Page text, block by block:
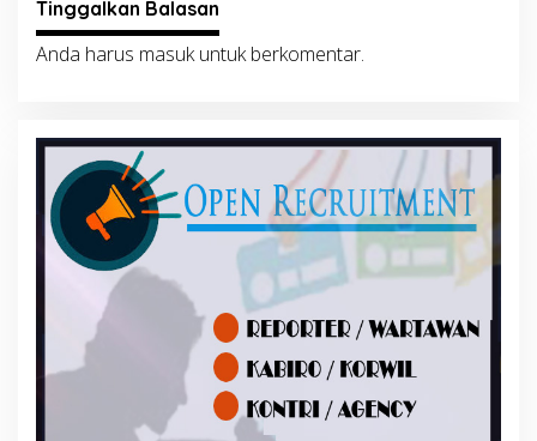
Tinggalkan Balasan
Anda harus masukuntuk berkomentar.